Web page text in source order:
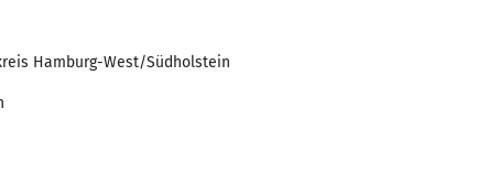
Hamburg-West/Südholstein